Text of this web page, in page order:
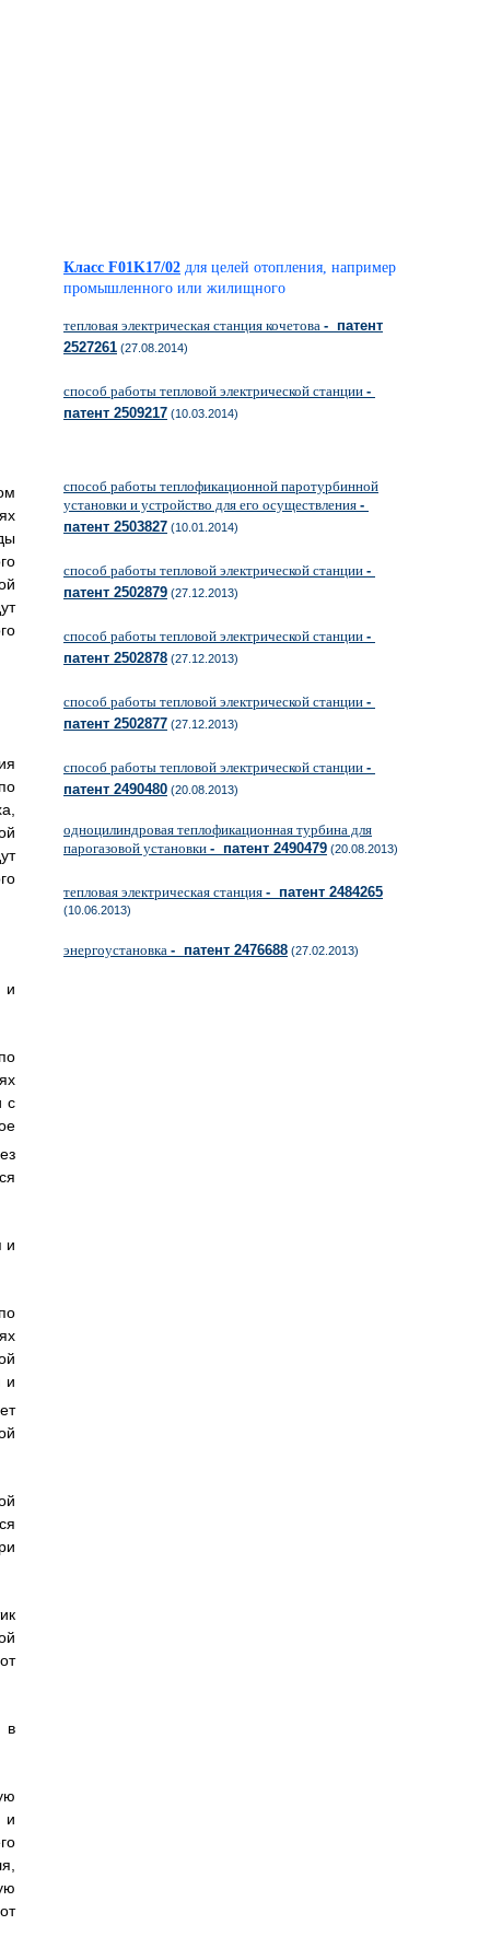
и
с
и
и
в
и
Класс F01K17/02 для целей отопления, например
промышленного или жилищного
тепловая электрическая станция кочетова - патент
2527261 (27.08.2014)
способ работы тепловой электрической станции -
патент 2509217 (10.03.2014)
способ работы теплофикационной паротурбинной
установки и устройство для его осуществления -
патент 2503827 (10.01.2014)
способ работы тепловой электрической станции -
патент 2502879 (27.12.2013)
способ работы тепловой электрической станции -
патент 2502878 (27.12.2013)
способ работы тепловой электрической станции -
патент 2502877 (27.12.2013)
способ работы тепловой электрической станции -
патент 2490480 (20.08.2013)
одноцилиндровая теплофикационная турбина для
парогазовой установки - патент 2490479 (20.08.2013)
тепловая электрическая станция - патент 2484265
(10.06.2013)
энергоустановка - патент 2476688 (27.02.2013)